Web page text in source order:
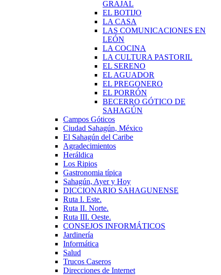
GRAJAL
EL BOTIJO
LA CASA
LAS COMUNICACIONES EN
LEÓN
LA COCINA
LA CULTURA PASTORIL
EL SERENO
EL AGUADOR
EL PREGONERO
EL PORRÓN
BECERRO GÓTICO DE
SAHAGÚN
Campos Góticos
Ciudad Sahagún, México
El Sahagún del Caribe
Agradecimientos
Heráldica
Los Ripios
Gastronomia típica
Sahagún, Ayer y Hoy
DICCIONARIO SAHAGUNENSE
Ruta I. Este.
Ruta II. Norte.
Ruta III. Oeste.
CONSEJOS INFORMÁTICOS
Jardinería
Informática
Salud
Trucos Caseros
Direcciones de Internet